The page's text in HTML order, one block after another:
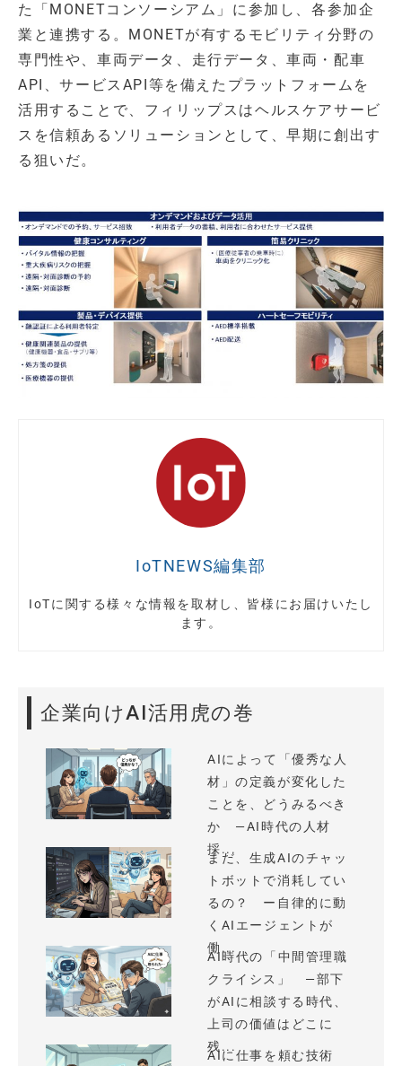
た「MONETコンソーシアム」に参加し、各参加企
業と連携する。MONETが有するモビリティ分野の
専門性や、車両データ、走行データ、車両・配車
API、サービスAPI等を備えたプラットフォームを
活用することで、フィリップスはヘルスケアサービ
スを信頼あるソリューションとして、早期に創出す
る狙いだ。
IoTNEWS編集部
IoTに関する様々な情報を取材し、皆様にお届けいたし
ます。
企業向けAI活用虎の巻
AIによって「優秀な人
材」の定義が変化した
ことを、どうみるべき
か —AI時代の人材
採...
まだ、生成AIのチャッ
トボットで消耗してい
るの？ ー自律的に動
くAIエージェントが
働...
AI時代の「中間管理職
クライシス」 —部下
がAIに相談する時代、
上司の価値はどこに
残...
AIに仕事を頼む技術